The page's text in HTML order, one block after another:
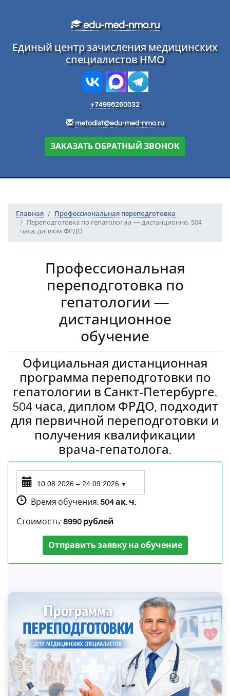
edu-med-nmo.ru
Единый центр зачисления медицинских
специалистов НМО
+74998260032
metodist@edu-med-nmo.ru
ЗАКАЗАТЬ ОБРАТНЫЙ ЗВОНОК
Главная
Профессиональная переподготовка
Переподготовка по гепатологии — дистанционно, 504
часа, диплом ФРДО
Профессиональная
переподготовка по
гепатологии —
дистанционное
обучение
Официальная дистанционная
программа переподготовки по
гепатологии в Санкт‑Петербурге.
504 часа, диплом ФРДО, подходит
для первичной переподготовки и
получения квалификации
врача‑гепатолога.
10.08.2026 – 24.09.2026 ▼
Время обучения:504 ак. ч.
Стоимость:8990 рублей
Отправить заявку на обучение